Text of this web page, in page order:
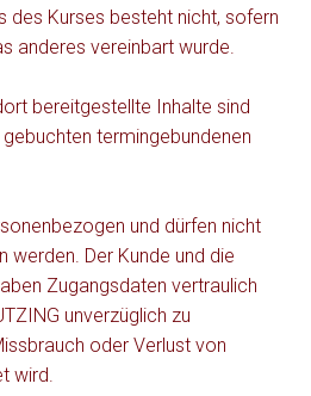
des Kurses besteht nicht, sofern
anderes vereinbart wurde.
bereitgestellte Inhalte sind
termingebundenen
und dürfen nicht
werden. Der Kunde und die
Zugangsdaten vertraulich
unverzüglich zu
oder Verlust von
wird.